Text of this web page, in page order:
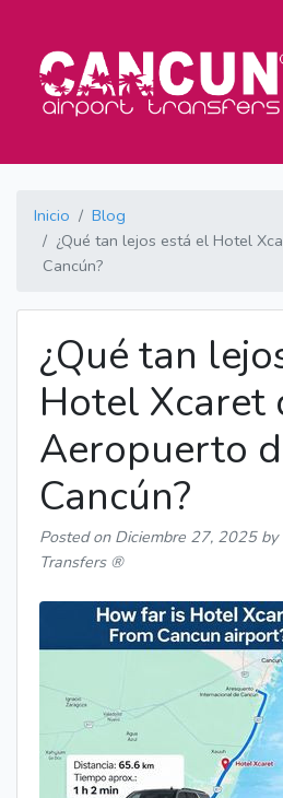
Inicio
Blog
¿Qué tan lejos está el Hotel
Cancún?
¿Qué tan
Hotel Xcaret
Aeropuerto
Cancún?
Posted on Diciembre 27, 2025by
Transfers ®